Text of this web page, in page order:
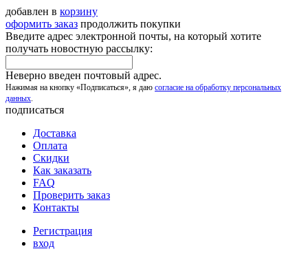
добавлен в корзину
оформить заказ продолжить покупки
Введите адрес электронной почты, на который хотите
получать новостную рассылку:
Неверно введен почтовый адрес.
Нажимая на кнопку «Подписаться», я даю согласие на обработку персональных
данных.
подписаться
Доставка
Оплата
Скидки
Как заказать
FAQ
Проверить заказ
Контакты
Регистрация
вход